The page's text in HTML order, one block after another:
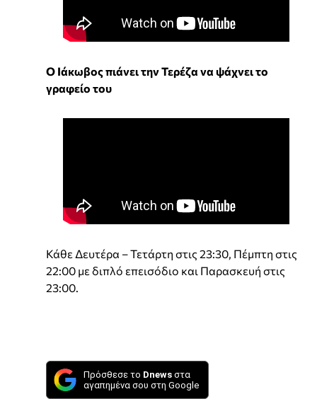
Ο Ιάκωβος πιάνει την Τερέζα να ψάχνει το
γραφείο του
Κάθε Δευτέρα – Τετάρτη στις 23:30, Πέμπτη στις
22:00 με διπλό επεισόδιο και Παρασκευή στις
23:00.
Πρόσθεσε το Dnews στα
αγαπημένα σου στη Google